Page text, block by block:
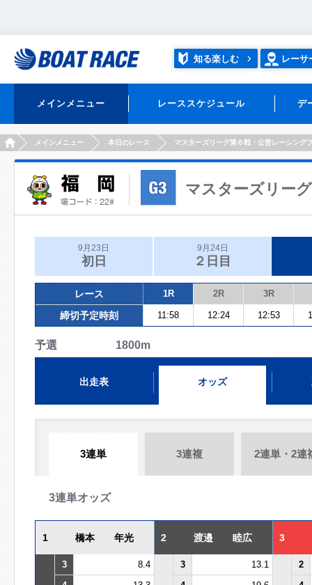
知る楽しむ レーサ
メインメニュー レーススケジュール デ
HOMEメインメニュー 本日のレース マスターズリーグ第６戦・公営レーシング
マスターズリー
9月23日
初日
9月24日
２日目
レース 1R 2R 3R
締切予定時刻 11:58 12:24 12:53
予選 1800m
出走表 オッズ
3連単 3連複 2連単・2連
3連単オッズ
1 橋本 年光 2 渡邉 睦広 3
3 8.4 3 13.1
2